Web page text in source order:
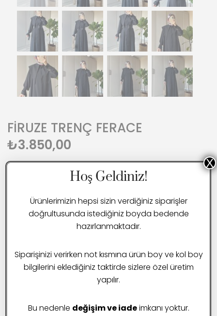
FIRUZE TRENÇ FERACE
₺3.850,00
FİRUZE TRENÇ FERACE
Merhaba sayfamıza hoşgeldiniz Tu.Tu.Tasarımı
ettiğiniz için teşekkür ederiz
Ürün 140cm boydadır.
-Gizli fermuar kapama üründür.
-Sivri yakalıdır
1 beden 36-38 ( Göğüs 100 cm Basen 112 cm)
DEVAMINI OKU...
1 Beden (36-38) 2 Beden (40-42)
125 cm ürün boyu
130 cm ürün boyu
Hoş Geldiniz!
Ürünlerimizin hepsi sizin verdiğiniz siparişler
doğrultusunda istediğiniz boyda bedende
hazırlanmaktadır.
Siparişinizi verirken not kısmına ürün boy ve kol boy
bilgilerini eklediğiniz taktirde sizlere özel üretim
yapılır.
Bu nedenle değişim ve iadeimkanı yoktur.
X